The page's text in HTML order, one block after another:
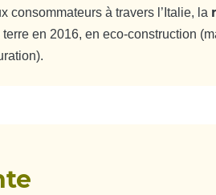
consommateurs à travers l’Italie, la
en 2016, en eco-construction